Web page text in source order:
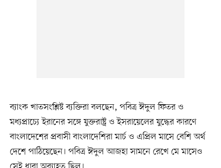
ব্যাংক খাতসংশ্লিষ্ট ব্যক্তিরা বলছেন, পবিত্র ঈদুল ফিতর ও
মধ্যপ্রাচ্যে ইরানের সঙ্গে যুক্তরাষ্ট্র ও ইসরায়েলের যুদ্ধের কারণে
বাংলাদেশের প্রবাসী বাংলাদেশিরা মার্চ ও এপ্রিল মাসে বেশি অর্থ
দেশে পাঠিয়েছেন। পবিত্র ঈদুল আজহা সামনে রেখে মে মাসেও